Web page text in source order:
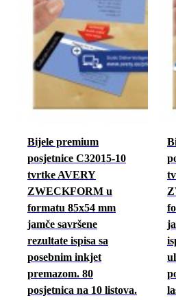
Bijele premium
posjetnice C32015-10
tvrtke AVERY
ZWECKFORM u
formatu 85x54 mm
jamče savršene
rezultate ispisa sa
posebnim inkjet
premazom. 80
posjetnica na 10 listova.